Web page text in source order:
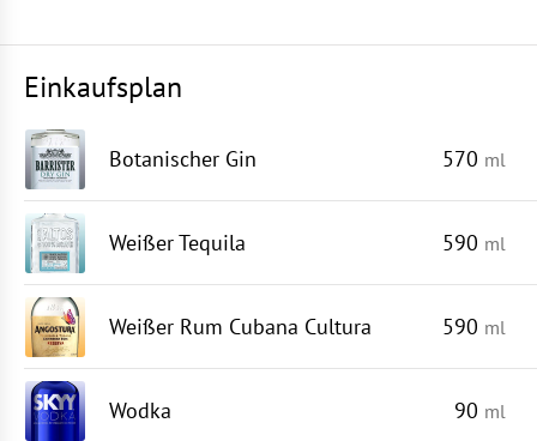
Einkaufsplan
Botanischer Gin 570 ml
Weißer Tequila 590 ml
Weißer Rum Cubana Cultura 590 ml
Wodka 90 ml